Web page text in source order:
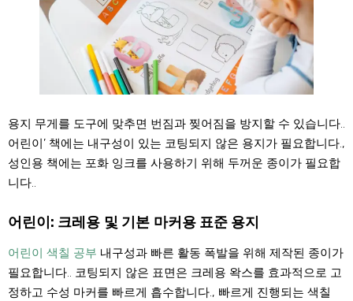
용지 무게를 도구에 맞추면 번짐과 찢어짐을 방지할 수 있습니다..
어린이’ 책에는 내구성이 있는 코팅되지 않은 용지가 필요합니다.,
성인용 책에는 포화 잉크를 사용하기 위해 두꺼운 종이가 필요합
니다..
어린이: 크레용 및 기본 마커용 표준 용지
어린이 색칠 공부 내구성과 빠른 활동 폭발을 위해 제작된 종이가
필요합니다.. 코팅되지 않은 표면은 크레용 왁스를 효과적으로 고
정하고 수성 마커를 빠르게 흡수합니다., 빠르게 진행되는 색칠